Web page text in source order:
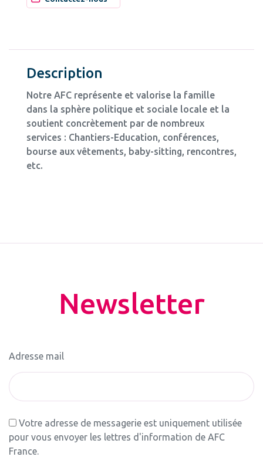
Description
Notre AFC représente et valorise la famille
dans la sphère politique et sociale locale et la
soutient concrètement par de nombreux
services : Chantiers-Education, conférences,
bourse aux vêtements, baby-sitting, rencontres,
etc.
Newsletter
Adresse mail
Votre adresse de messagerie est uniquement utilisée
pour vous envoyer les lettres d'information de AFC
France.